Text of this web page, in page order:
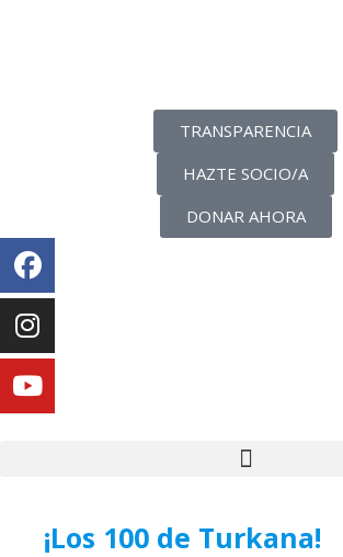
TRANSPARENCIA
HAZTE SOCIO/A
DONAR AHORA
¡Los 100 de Turkana!